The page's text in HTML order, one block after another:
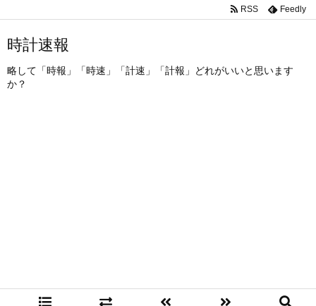
時計速報
略して「時報」「時速」「計速」「計報」どれがいいと思います
か？
RSS Feedly